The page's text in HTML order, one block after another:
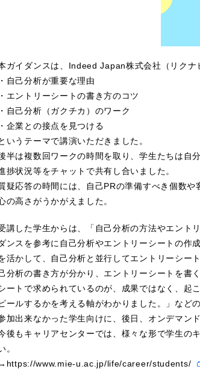
ガイダンスは、Indeed Japan株式会社（リク
・自己分析が重要な理由
・エントリーシートの書き方のコツ
・自己分析（ガクチカ）のワーク
・企業との接点を見つける
いうテーマで講演いただきました。
半は複数回ワークの時間を取り、学生たちは自
捗状況等をチャットで共有し合いました。
疑応答の時間には、自己PRの準備すべき個数
の高さがうかがえました。
講した学生からは、「自己分析の方法やエント
ンスを参考に自己分析やエントリーシートの作
活かして、自己分析と並行してエントリーシー
分析の書き方が分かり、エントリーシートを書
ートで求められているのが、成果ではなく、起
ールするかを考える軸がわかりました。」など
加出来なかった学生向けに、後日、オンデマン
後もキャリアセンターでは、様々な形で学生の
。
https://www.mie-u.ac.jp/life/career/students/